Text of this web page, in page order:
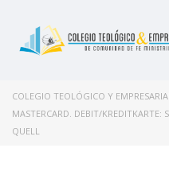
COLEGIO TEOLÓGICO Y EMPRESARIAL
MASTERCARD. DEBIT/KREDITKARTE:
QUELL